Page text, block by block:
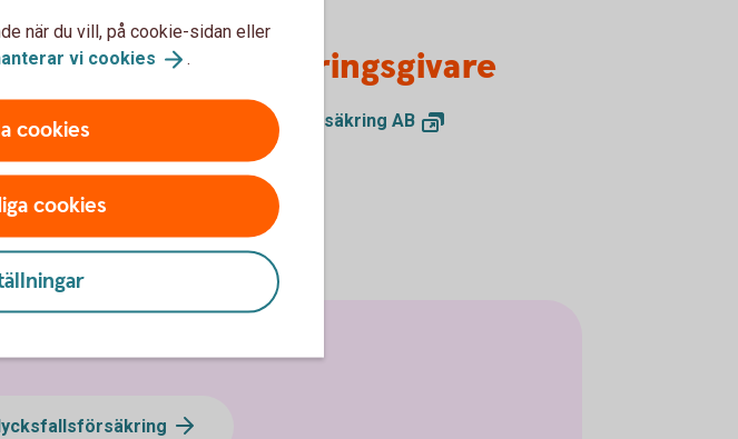
Försäkringsgivare
Swedbank FörsäkringAB
när du vill, på cookie-sidan eller
vi cookies .
cookies
cookies